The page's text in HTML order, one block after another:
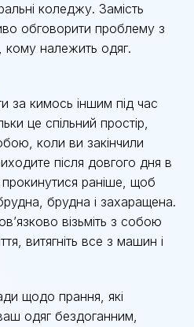
коледжу. Замість
обговорити проблему з
належить одяг.
за кимось іншим під час
це спільний простір,
коли ви закінчили
після довгого дня в
раніше, щоб
брудна і захаращена.
візьміть з собою
витягніть все з машин і
щодо прання, які
одяг бездоганним,